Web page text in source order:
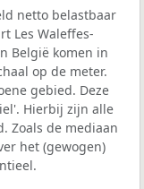
netto belastbaar
Les Waleffes-
België komen in
op de meter.
gebied. Deze
Hierbij zijn alle
Zoals de mediaan
het (gewogen)